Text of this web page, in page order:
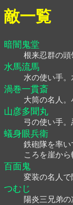
敵一覧
暗闇鬼堂
根来忍群の頭
水馬流馬
水の使い手
渦巻一貫斎
大筒の名人
山彦多聞丸
弓の使い手
蟻身眼兵衛
鉄砲隊を率
ころを崖から
百面鬼
変装の名人で
つむじ
陽炎三兄弟